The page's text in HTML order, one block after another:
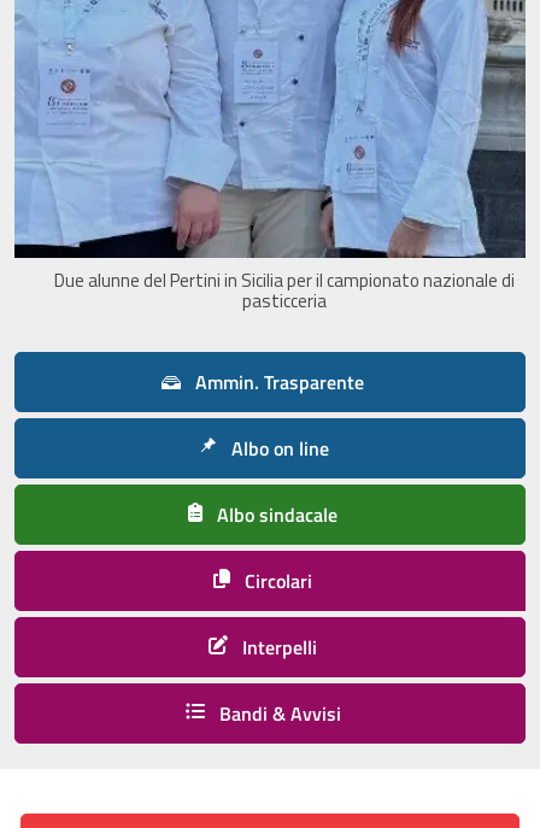
Due alunne del Pertini in Sicilia per il campionato nazionale di
pasticceria
Ammin. Trasparente
Albo on line
Albo sindacale
Circolari
Interpelli
Bandi & Avvisi